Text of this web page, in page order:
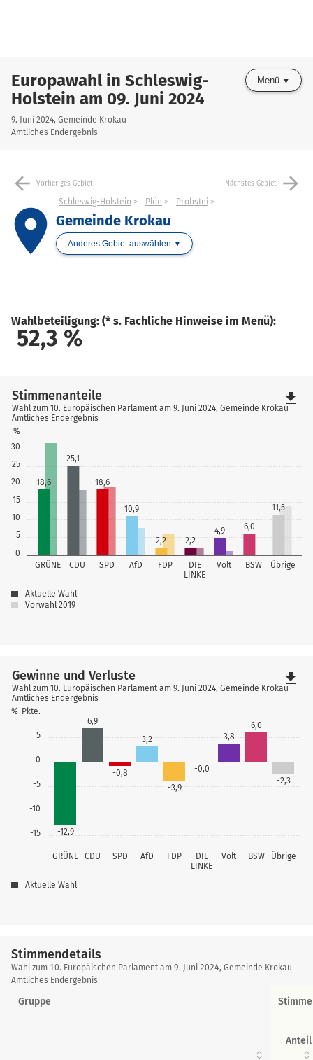
Europawahl in Schleswig-
Holstein am 09. Juni 2024
9. Juni 2024, Gemeinde Krokau
Amtliches Endergebnis
Menü
arrow_back Vorheriges Gebiet Nächstes Gebiet arrow_forward
place
Schleswig-Holstein Plön Probstei
Gemeinde Krokau
Anderes Gebiet auswählen
Wahlbeteiligung: (* s. Fachliche Hinweise im Menü):
52,3 %
0
5
10
15
20
25
30
%
GRÜNE CDU SPD AfD FDP
DIE
LINKE
Volt BSW Übrige
18,6
25,1
18,6
10,9
2,2 2,2
4,9 6,0
11,5
Stimmenanteile
Wahl zum 10. Europäischen Parlament am 9. Juni 2024, Gemeinde Krokau
Amtliches Endergebnis
Aktuelle Wahl
Vorwahl 2019
file_download
-15
-10
-5
0
5
%-Pkte.
GRÜNE CDU SPD AfD FDP
DIE
LINKE
Volt BSW Übrige
-12,9
6,9
-0,8
3,2
-3,9
-0,0
3,8
6,0
-2,3
Gewinne und Verluste
Wahl zum 10. Europäischen Parlament am 9. Juni 2024, Gemeinde Krokau
Amtliches Endergebnis
Aktuelle Wahl
file_download
Stimmendetails
Stimmendetails
Wahl zum 10. Europäischen Parlament am 9. Juni 2024, Gemeinde Krokau
Amtliches Endergebnis
Gruppe
Anteil